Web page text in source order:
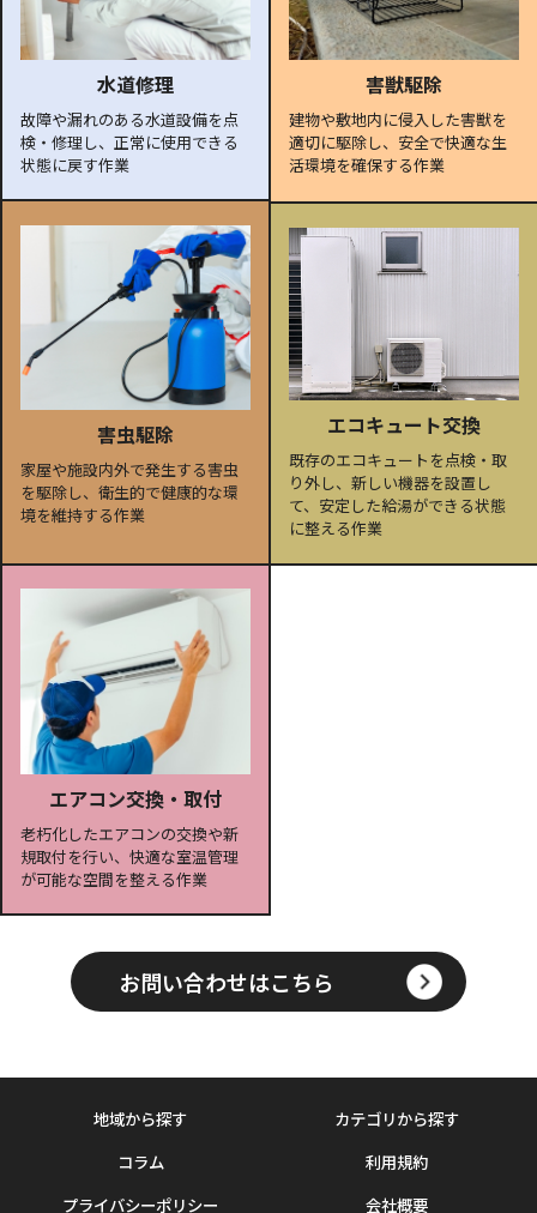
水道修理
故障や漏れのある水道設備を点
検・修理し、正常に使用できる
状態に戻す作業
害獣駆除
建物や敷地内に侵入した害獣を
適切に駆除し、安全で快適な生
活環境を確保する作業
害虫駆除
家屋や施設内外で発生する害虫
を駆除し、衛生的で健康的な環
境を維持する作業
エコキュート交換
既存のエコキュートを点検・取
り外し、新しい機器を設置し
て、安定した給湯ができる状態
に整える作業
エアコン交換・取付
老朽化したエアコンの交換や新
規取付を行い、快適な室温管理
が可能な空間を整える作業
お問い合わせはこちら
地域から探す
カテゴリから探す
コラム
利用規約
プライバシーポリシー
会社概要